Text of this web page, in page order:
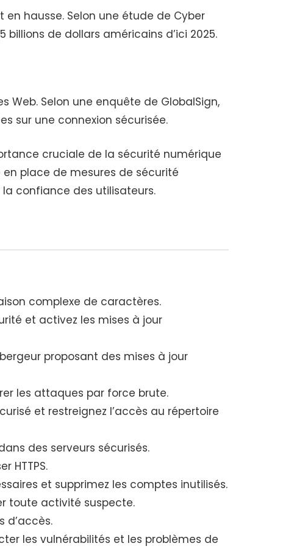
hausse. Selon une étude de Cyber
de dollars américains d’ici 2025.
Web. Selon une enquête de GlobalSign,
sur une connexion sécurisée.
cruciale de la sécurité numérique
en place de mesures de sécurité
confiance des utilisateurs.
complexe de caractères.
et activez les mises à jour
proposant des mises à jour
les attaques par force brute.
et restreignez l’accès au répertoire
des serveurs sécurisés.
HTTPS.
et supprimez les comptes inutilisés.
toute activité suspecte.
d’accès.
les vulnérabilités et les problèmes de